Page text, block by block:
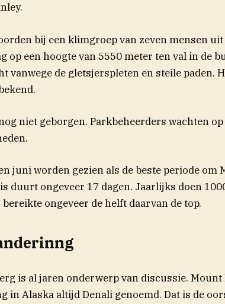
bij een klimgroep van zeven mensen uit
op een hoogte van 5550 meter ten val in de
vanwege de gletsjerspleten en steile paden.
niet geborgen. Parkbeheerders wachten
juni worden gezien als de beste periode om
duurt ongeveer 17 dagen. Jaarlijks doen
ongeveer de helft daarvan de top.
is al jaren onderwerp van discussie.
in Alaska altijd Denali genoemd. Dat is de